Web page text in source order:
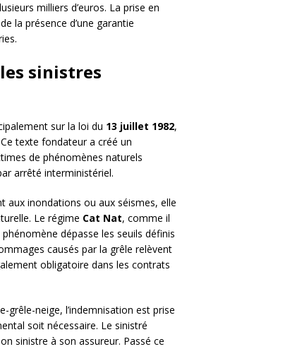
milliers d’euros. La prise en
la présence d’une garantie
sinistres
sur la loi du 13 juillet 1982,
texte fondateur a créé un
de phénomènes naturels
arrêté interministériel.
aux inondations ou aux séismes, elle
Le régime Cat Nat, comme il
dépasse les seuils définis
causés par la grêle relèvent
obligatoire dans les contrats
neige, l’indemnisation est prise
soit nécessaire. Le sinistré
sinistre à son assureur. Passé ce